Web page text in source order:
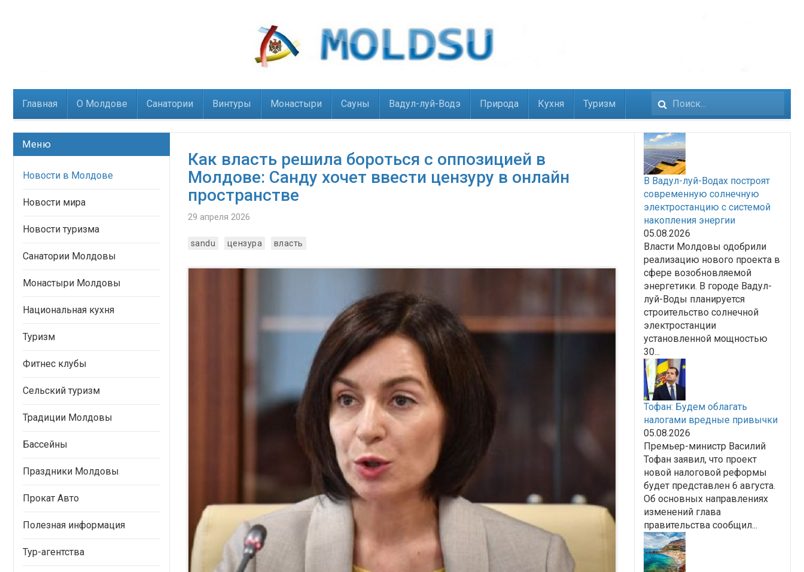
Главная О Молдове Санатории Винтуры Монастыри Сауны Вадул-луй-Водэ Природа Кухня Туризм Искать...
Как власть решила бороться с оппозицией в
Молдове: Санду хочет ввести цензуру в онлайн
пространстве
29 апреля 2026
sandu цензура власть
Меню
Новости в Молдове
Новости мира
Новости туризма
Санатории Молдовы
Монастыри Молдовы
Национальная кухня
Туризм
Фитнес клубы
Сельский туризм
Традиции Молдовы
Бассейны
Праздники Молдовы
Прокат Авто
Полезная информация
Тур-агентства
В Вадул-луй-Водах построят
современную солнечную
электростанцию с системой
накопления энергии
05.08.2026
Власти Молдовы одобрили
реализацию нового проекта в
сфере возобновляемой
энергетики. В городе Вадул-
луй-Воды планируется
строительство солнечной
электростанции
установленной мощностью
30...
Тофан: Будем облагать
налогами вредные привычки
05.08.2026
Премьер-министр Василий
Тофан заявил, что проект
новой налоговой реформы
будет представлен 6 августа.
Об основных направлениях
изменений глава
правительства сообщил...